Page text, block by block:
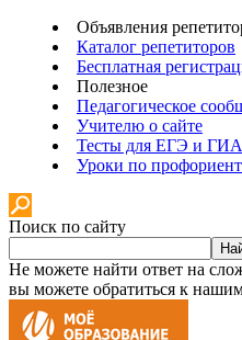
Объявления
Каталог репетиторов
Бесплатная
Полезное
Педагогическое
Учителю о сайте
Тесты для ЕГЭ и ГИА
Уроки по
Поиск по сайту
Не можете найти ответ на
вы можете обратиться к